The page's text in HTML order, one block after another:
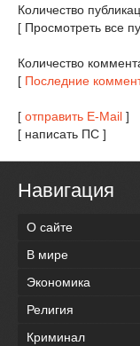
Количество
[ Просмотреть все
Количество
[ Последние
[ отправить E-Mail ]
[ написать ПС ]
Навигация
О сайте
В мире
Экономика
Религия
Криминал